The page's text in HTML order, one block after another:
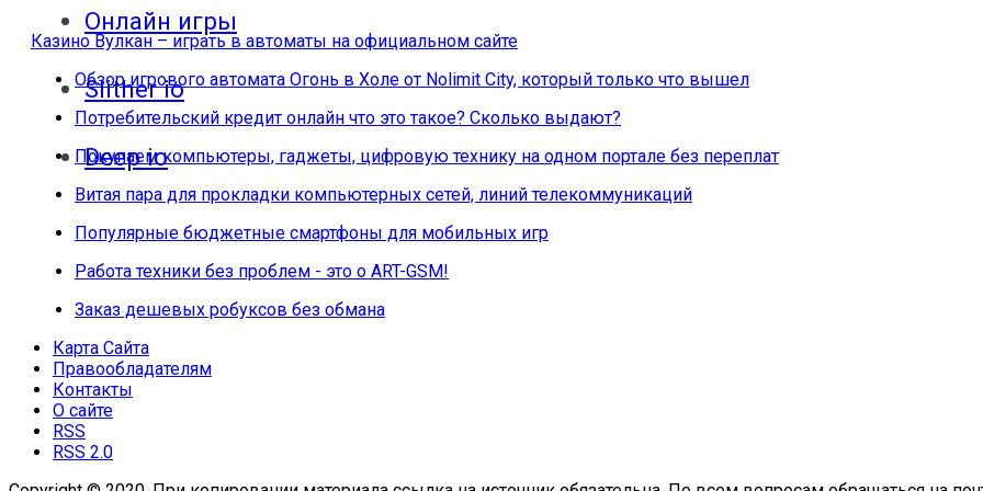
Онлайн игры
Slither io
Deep io
Казино Вулкан – играть в автоматы на официальном сайте
Обзор игрового автомата Огонь в Холе от Nolimit City, который только что вышел
Потребительский кредит онлайн что это такое? Сколько выдают?
Покупаем компьютеры, гаджеты, цифровую технику на одном портале без переплат
Витая пара для прокладки компьютерных сетей, линий телекоммуникаций
Популярные бюджетные смартфоны для мобильных игр
Работа техники без проблем - это о ART-GSM!
Заказ дешевых робуксов без обмана
Карта Сайта
Правообладателям
Контакты
О сайте
RSS
RSS 2.0